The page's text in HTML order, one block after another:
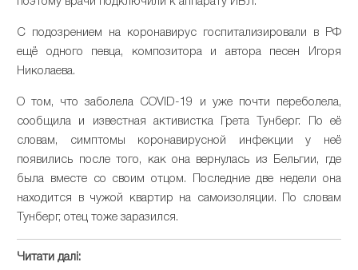
С подозрением на коронавирус госпитализировали в РФ
ещё одного певца, композитора и автора песен Игоря
Николаева.
О том, что заболела COVID-19 и уже почти переболела,
сообщила и известная активистка Грета Тунберг. По её
словам, симптомы коронавирусной инфекции у неё
появились после того, как она вернулась из Бельгии, где
была вместе со своим отцом. Последние две недели она
находится в чужой квартир на самоизоляции. По словам
Тунберг, отец тоже заразился.
Читати далі: